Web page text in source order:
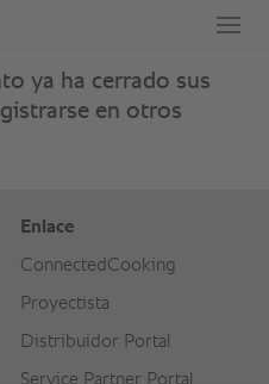
ya ha cerrado sus
en otros